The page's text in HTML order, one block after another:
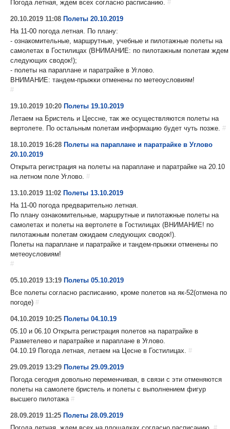
Погода летная, ждем всех согласно расписанию. #
20.10.2019 11:08 Полеты 20.10.2019
На 11-00 погода летная. По плану:
- ознакомительные, маршрутные, учебные и пилотажные полеты на
самолетах в Гостилицах (ВНИМАНИЕ: по пилотажным полетам ждем
следующих сводок!);
- полеты на параплане и паратрайке в Углово.
ВНИМАНИЕ: тандем-прыжки отменены по метеоусловиям!
#
19.10.2019 10:20 Полеты 19.10.2019
Летаем на Бристель и Цессне, так же осуществляются полеты на
вертолете. По остальным полетам информацию будет чуть позже. #
18.10.2019 16:28 Полеты на параплане и паратрайке в Углово
20.10.2019
Открыта регистрация на полеты на параплане и паратрайке на 20.10
на летном поле Углово. #
13.10.2019 11:02 Полеты 13.10.2019
На 11-00 погода предварительно летная.
По плану ознакомительные, маршрутные и пилотажные полеты на
самолетах и полеты на вертолете в Гостилицах (ВНИМАНИЕ! по
пилотажным полетам ожидаем следующих сводок!).
Полеты на параплане и паратрайке и тандем-прыжки отменены по
метеоусловиям!
#
05.10.2019 13:19 Полеты 05.10.2019
Все полеты согласно расписанию, кроме полетов на як-52(отмена по
погоде) #
04.10.2019 10:25 Полеты 04.10.19
05.10 и 06.10 Открыта регистрация полетов на паратрайке в
Разметелево и паратрайке и параплане в Углово.
04.10.19 Погода летная, летаем на Цесне в Гостилицах. #
29.09.2019 13:29 Полеты 29.09.2019
Погода сегодня довольно переменчивая, в связи с эти отменяются
полеты на самолете бристель и полеты с выполнением фигур
высшего пилотажа #
28.09.2019 11:25 Полеты 28.09.2019